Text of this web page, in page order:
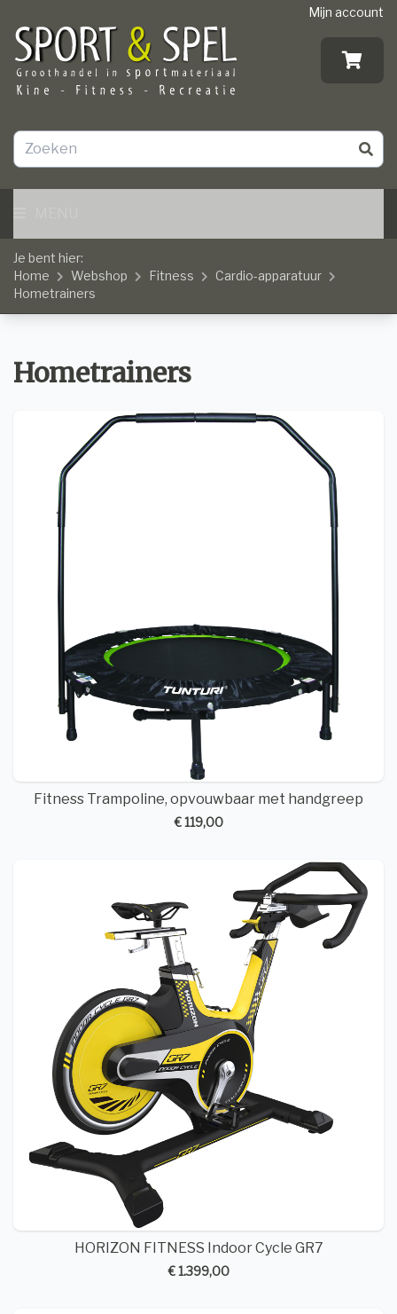
Mijn account
Je bent hier:
Home
Webshop Fitness
Cardio-apparatuur
Hometrainers
Hometrainers
Fitness Trampoline, opvouwbaar met handgreep
€ 119,00
HORIZON FITNESS Indoor Cycle GR7
€ 1.399,00